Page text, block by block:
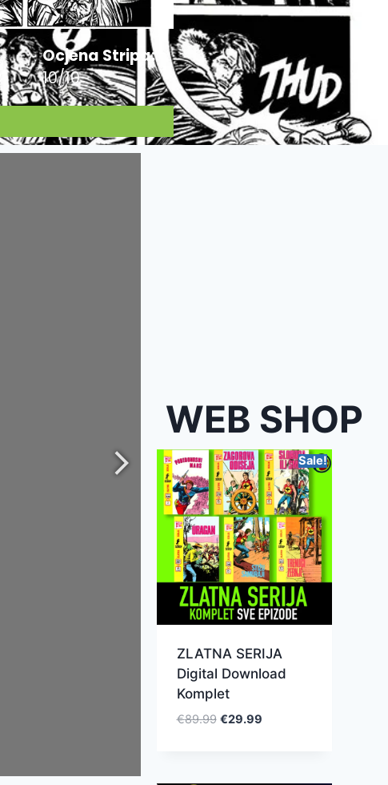
Ocjena Stripa:
10/10
WEB SHOP
Sale!
ZLATNA SERIJA
Digital Download
Komplet
€89.99 €29.99